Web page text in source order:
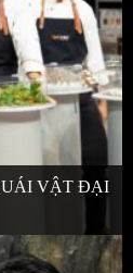
VẬT ĐẠI